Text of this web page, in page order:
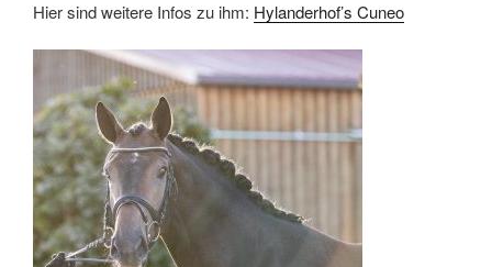
Hier sind weitere Infos zu ihm: Hylanderhof’s Cuneo